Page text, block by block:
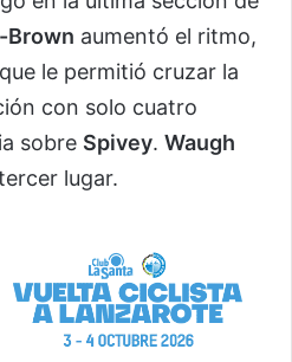
Brown aumentó el ritmo,
le permitió cruzar la
con solo cuatro
sobre Spivey. Waugh
lugar.